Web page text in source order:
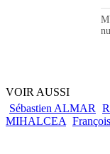
VOIR AUSSI
Sébastien ALMAR
MIHALCEA